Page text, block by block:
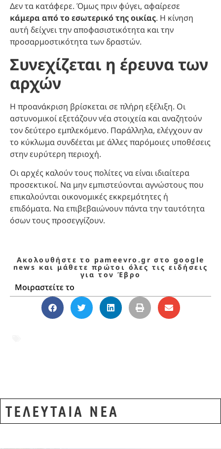
Δεν τα κατάφερε. Όμως πριν φύγει, αφαίρεσε
κάμερα από το εσωτερικό της οικίας. Η κίνηση
αυτή δείχνει την αποφασιστικότητα και την
προσαρμοστικότητα των δραστών.
Συνεχίζεται η έρευνα των
αρχών
Η προανάκριση βρίσκεται σε πλήρη εξέλιξη. Οι
αστυνομικοί εξετάζουν νέα στοιχεία και αναζητούν
τον δεύτερο εμπλεκόμενο. Παράλληλα, ελέγχουν αν
το κύκλωμα συνδέεται με άλλες παρόμοιες υποθέσεις
στην ευρύτερη περιοχή.
Οι αρχές καλούν τους πολίτες να είναι ιδιαίτερα
προσεκτικοί. Να μην εμπιστεύονται αγνώστους που
επικαλούνται οικονομικές εκκρεμότητες ή
επιδόματα. Να επιβεβαιώνουν πάντα την ταυτότητα
όσων τους προσεγγίζουν.
Ακολουθήστε το pameevro.gr στο google
news και μάθετε πρώτοι όλες τις ειδήσεις
για τον Έβρο
Μοιραστείτε το
ΤΕΛΕΥΤΑΙΑ ΝΕΑ